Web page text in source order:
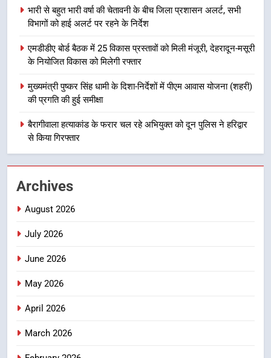
बीच शिवभक्तों के लिए बनाया सुरक्षित
कांवड़ मार्ग
उत्तराखण्ड
एसआईआर प्रक्रिया की निगरानी के लिए
का शुभारंभ
उत्तराखण्ड
1
विश्वविद्यालय में अनुसंधान संरचना होगी
सुदृढ
उत्तराखण्ड
3
भारी से बहुत भारी वर्षा की चेतावनी के बीच जिला प्रशासन अलर्ट, सभी
विभागों को हाई अलर्ट पर रहने के निर्देश
एमडीडीए बोर्ड बैठक में 25 विकास प्रस्तावों को मिली मंजूरी, देहरादून-मसूरी
के नियोजित विकास को मिलेगी रफ्तार
मुख्यमंत्री पुष्कर सिंह धामी के दिशा-निर्देशों में पीएम आवास योजना (शहरी)
की प्रगति की हुई समीक्षा
बैरागीवाला हत्याकांड के फरार चल रहे अभियुक्त को दून पुलिस ने हरिद्वार
से किया गिरफ्तार
Archives
August 2026
July 2026
June 2026
May 2026
April 2026
March 2026